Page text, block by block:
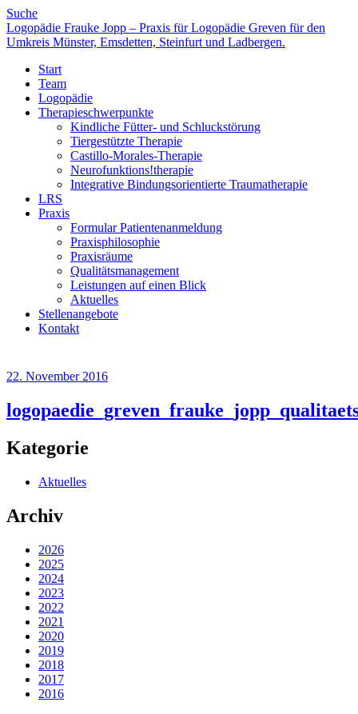
Suche
Logopädie Frauke Jopp – Praxis für Logopädie Greven für den
Umkreis Münster, Emsdetten, Steinfurt und Ladbergen.
Start
Team
Logopädie
Therapieschwerpunkte
Kindliche Fütter- und Schluckstörung
Tiergestützte Therapie
Castillo-Morales-Therapie
Neurofunktions!therapie
Integrative Bindungsorientierte Traumatherapie
LRS
Praxis
Formular Patientenanmeldung
Praxisphilosophie
Praxisräume
Qualitätsmanagement
Leistungen auf einen Blick
Aktuelles
Stellenangebote
Kontakt
22. November 2016
Kategorie
Aktuelles
Archiv
2026
2025
2024
2023
2022
2021
2020
2019
2018
2017
2016